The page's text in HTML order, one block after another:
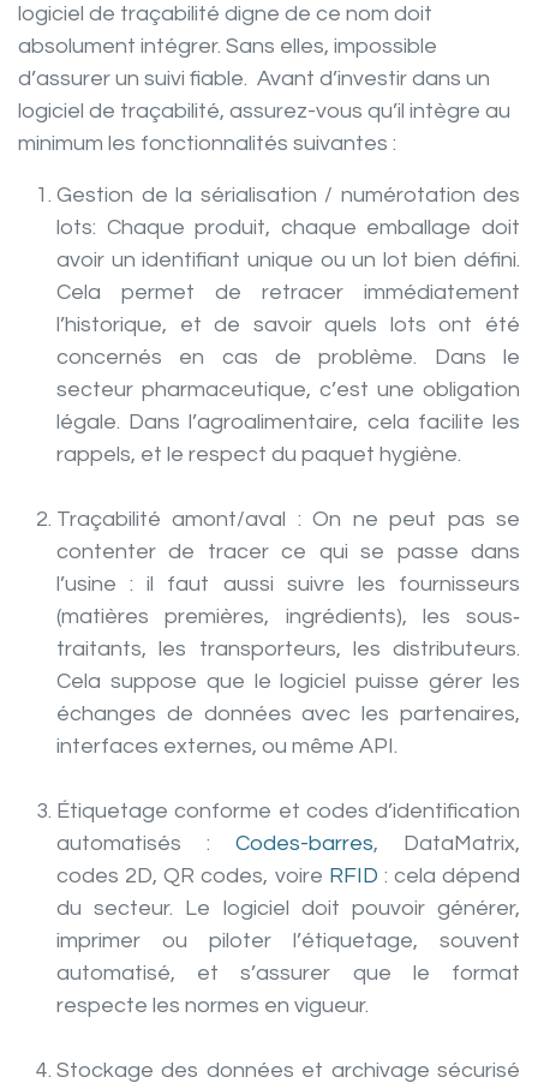
logiciel de traçabilité digne de ce nom doit
absolument intégrer. Sans elles, impossible
d’assurer un suivi fiable. Avant d’investir dans un
logiciel de traçabilité, assurez-vous qu’il intègre au
minimum les fonctionnalités suivantes :
​Gestion de la sérialisation / numérotation des
lots: Chaque produit, chaque emballage doit
avoir un identifiant unique ou un lot bien défini.
Cela permet de retracer immédiatement
l’historique, et de savoir quels lots ont été
concernés en cas de problème. Dans le
secteur pharmaceutique, c’est une obligation
légale. Dans l’agroalimentaire, cela facilite les
rappels, et le respect du paquet hygiène.
Traçabilité amont/aval :On ne peut pas se
contenter de tracer ce qui se passe dans
l’usine : il faut aussi suivre les fournisseurs
(matières premières, ingrédients), les sous‐
traitants, les transporteurs, les distributeurs.
Cela suppose que le logiciel puisse gérer les
échanges de données avec les partenaires,
interfaces externes, ou même API.
Étiquetage conforme et codes d’identification
automatisés :
Codes-barres, DataMatrix,
codes 2D, QR codes, voire RFID : cela dépend
du secteur. Le logiciel doit pouvoir générer,
imprimer ou piloter l’étiquetage, souvent
automatisé, et s’assurer que le format
respecte les normes en vigueur.
Stockage des données et archivage sécurisé